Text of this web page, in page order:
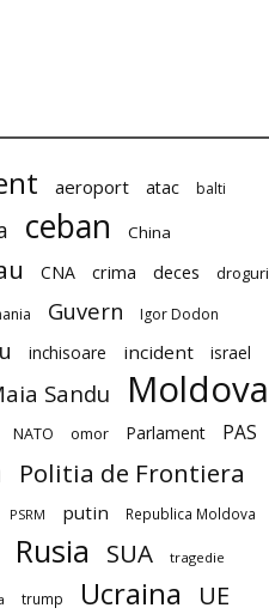
aeroport atac balti
ceban China
CNA crima deces droguri
Guvern Igor Dodon
inchisoare incident israel
Sandu Moldova
NATO omor Parlament PAS
Politia de Frontiera
PSRM putin Republica Moldova
Rusia SUA tragedie
trump Ucraina UE